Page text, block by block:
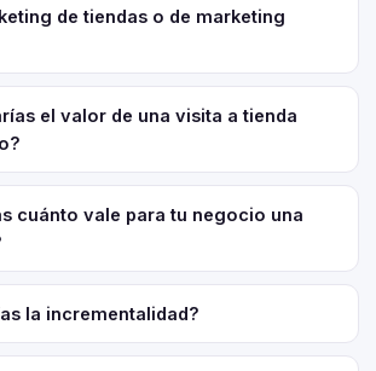
de tiendas o de marketing
el valor de una visita a tienda
cuánto vale para tu negocio una
la incrementalidad?